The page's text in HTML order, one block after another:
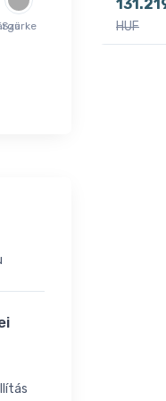
Szürke
HUF